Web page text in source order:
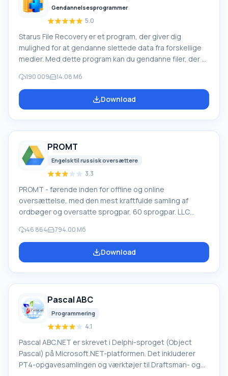
Gendannelsesprogrammer
5.0
Starus File Recovery er et program, der giver dig
mulighed for at gendanne slettede data fra forskellige
medier. Med dette program kan du gendanne filer, der er
slettet uden om papirkurven, skjult af ondsindet
software, mistet på grund af softwarefejl, fuldstændig
tømning af papirkurven, formatering eller sletning af
190 009 14.08 Мб
Download
PROMT
Engelsk til russisk oversættere
3.3
PROMT - førende inden for offline og online
oversættelse, med den mest kraftfulde samling af
ordbøger og oversatte sprogpar, 60 sprogpar. LLC
oversættelsessystemer til private brugere og
virksomheder. PROMT-software giver oversættelse af
enhver tekst ved hjælp af indbyggede ordbøger,
udenlandsk firma
46 864 794.00 Мб
Download
Pascal ABC
Programmering
4.1
Pascal ABC.NET er skrevet i Delphi-sproget (Object
Pascal) på Microsoft.NET-platformen. Det inkluderer
PT4-opgavesamlingen og værktøjer til Draftsman- og